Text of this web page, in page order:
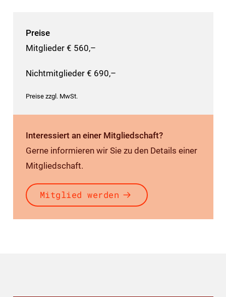
Preise
Mitglieder € 560,–
Nichtmitglieder € 690,–
Preise zzgl. MwSt.
Interessiert an einer Mitgliedschaft?
Gerne informieren wir Sie zu den Details einer
Mitgliedschaft.
Mitglied werden